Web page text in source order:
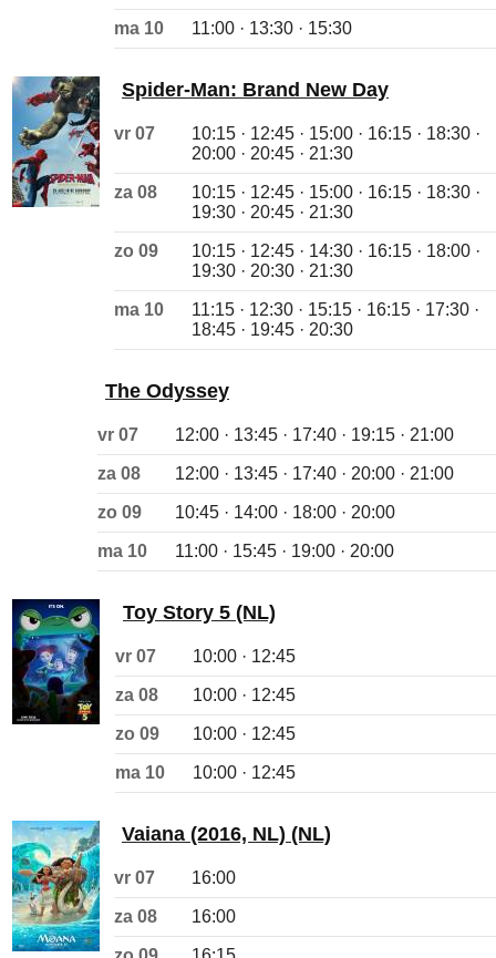
ma 10 11:00 · 13:30 · 15:30
Spider-Man: Brand New Day
vr 07
10:15 · 12:45 · 15:00 · 16:15 · 18:30 ·
20:00 · 20:45 · 21:30
za 08
10:15 · 12:45 · 15:00 · 16:15 · 18:30 ·
19:30 · 20:45 · 21:30
zo 09
10:15 · 12:45 · 14:30 · 16:15 · 18:00 ·
19:30 · 20:30 · 21:30
ma 10
11:15 · 12:30 · 15:15 · 16:15 · 17:30 ·
18:45 · 19:45 · 20:30
The Odyssey
vr 07 12:00 · 13:45 · 17:40 · 19:15 · 21:00
za 08 12:00 · 13:45 · 17:40 · 20:00 · 21:00
zo 09 10:45 · 14:00 · 18:00 · 20:00
ma 10 11:00 · 15:45 · 19:00 · 20:00
Toy Story 5 (NL)
vr 07 10:00 · 12:45
za 08 10:00 · 12:45
zo 09 10:00 · 12:45
ma 10 10:00 · 12:45
Vaiana (2016, NL) (NL)
vr 07 16:00
za 08 16:00